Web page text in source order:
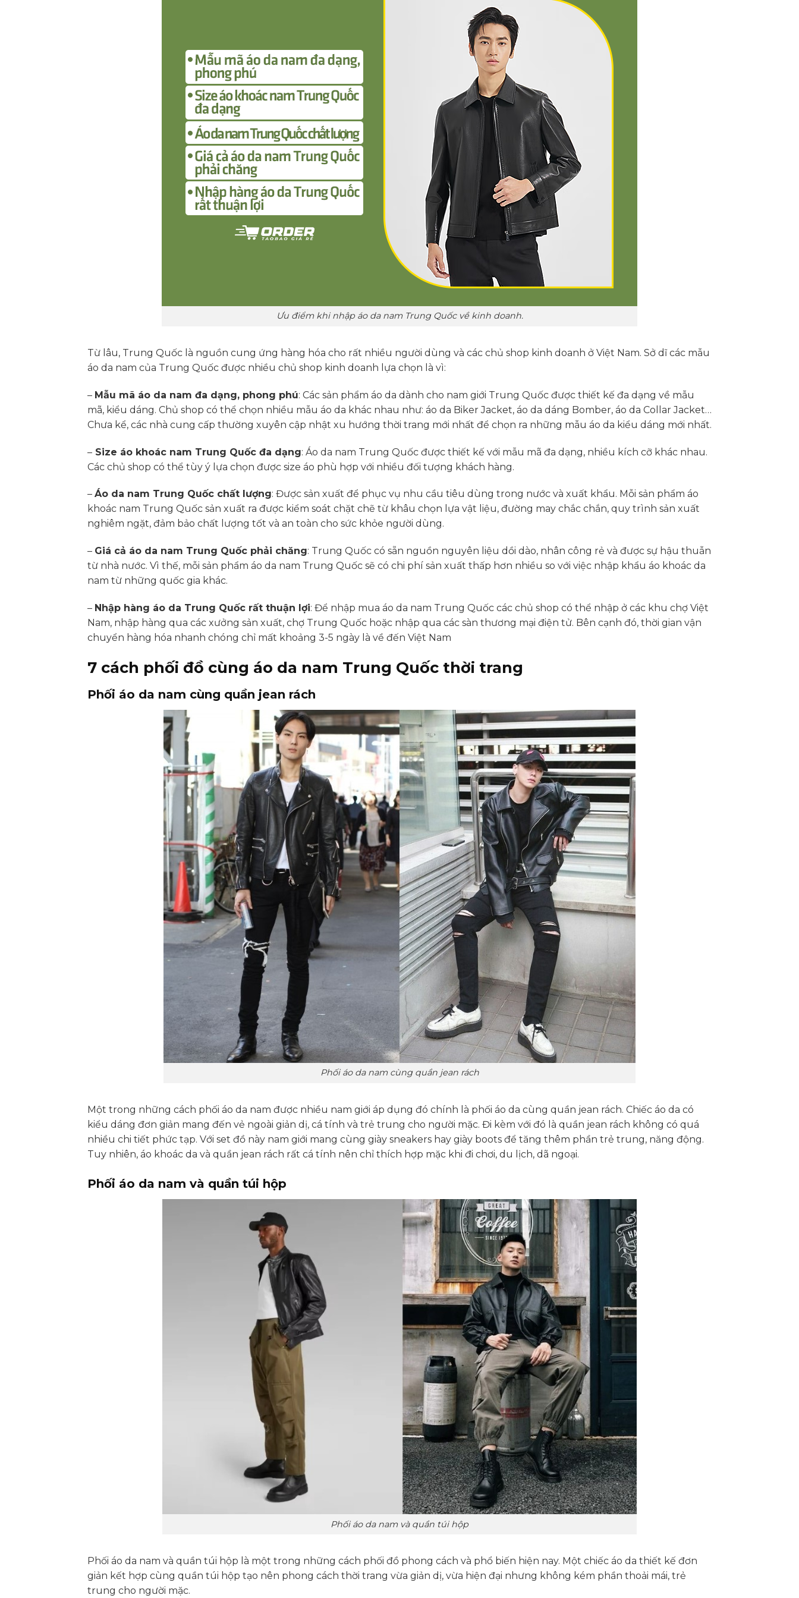
Ưu điểm khi nhập áo da nam Trung Quốc về kinh doanh.
Từ lâu, Trung Quốc là nguồn cung ứng hàng hóa cho rất nhiều người dùng và các chủ shop kinh doanh ở Việt Nam. Sở dĩ các mẫu
áo da nam của Trung Quốc được nhiều chủ shop kinh doanh lựa chọn là vì:
– Mẫu mã áo da nam đa dạng, phong phú: Các sản phẩm áo da dành cho nam giới Trung Quốc được thiết kế đa dạng về mẫu
mã, kiểu dáng. Chủ shop có thể chọn nhiều mẫu áo da khác nhau như: áo da Biker Jacket, áo da dáng Bomber, áo da Collar Jacket…
Chưa kể, các nhà cung cấp thường xuyên cập nhật xu hướng thời trang mới nhất để chọn ra những mẫu áo da kiểu dáng mới nhất.
– Size áo khoác nam Trung Quốc đa dạng: Áo da nam Trung Quốc được thiết kế với mẫu mã đa dạng, nhiều kích cỡ khác nhau.
Các chủ shop có thể tùy ý lựa chọn được size áo phù hợp với nhiều đối tượng khách hàng.
– Áo da nam Trung Quốc chất lượng: Được sản xuất để phục vụ nhu cầu tiêu dùng trong nước và xuất khẩu. Mỗi sản phẩm áo
khoác nam Trung Quốc sản xuất ra được kiểm soát chặt chẽ từ khâu chọn lựa vật liệu, đường may chắc chắn, quy trình sản xuất
nghiêm ngặt, đảm bảo chất lượng tốt và an toàn cho sức khỏe người dùng.
– Giá cả áo da nam Trung Quốc phải chăng: Trung Quốc có sẵn nguồn nguyên liệu dồi dào, nhân công rẻ và được sự hậu thuẫn
từ nhà nước. Vì thế, mỗi sản phẩm áo da nam Trung Quốc sẽ có chi phí sản xuất thấp hơn nhiều so với việc nhập khẩu áo khoác da
nam từ những quốc gia khác.
– Nhập hàng áo da Trung Quốc rất thuận lợi: Để nhập mua áo da nam Trung Quốc các chủ shop có thể nhập ở các khu chợ Việt
Nam, nhập hàng qua các xưởng sản xuất, chợ Trung Quốc hoặc nhập qua các sàn thương mại điện tử. Bên cạnh đó, thời gian vận
chuyển hàng hóa nhanh chóng chỉ mất khoảng 3-5 ngày là về đến Việt Nam
7 cách phối đồ cùng áo da nam Trung Quốc thời trang
Phối áo da nam cùng quần jean rách
Phối áo da nam cùng quần jean rách
Một trong những cách phối áo da nam được nhiều nam giới áp dụng đó chính là phối áo da cùng quần jean rách. Chiếc áo da có
kiểu dáng đơn giản mang đến vẻ ngoài giản dị, cá tính và trẻ trung cho người mặc. Đi kèm với đó là quần jean rách không có quá
nhiều chi tiết phức tạp. Với set đồ này nam giới mang cùng giày sneakers hay giày boots để tăng thêm phần trẻ trung, năng động.
Tuy nhiên, áo khoác da và quần jean rách rất cá tính nên chỉ thích hợp mặc khi đi chơi, du lịch, dã ngoại.
Phối áo da nam và quần túi hộp
Phối áo da nam và quần túi hộp
Phối áo da nam và quần túi hộp là một trong những cách phối đồ phong cách và phổ biến hiện nay. Một chiếc áo da thiết kế đơn
giản kết hợp cùng quần túi hộp tạo nên phong cách thời trang vừa giản dị, vừa hiện đại nhưng không kém phần thoải mái, trẻ
trung cho người mặc.